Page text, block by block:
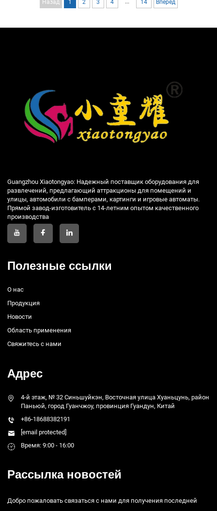
Назад 1 2 3 4 14 Вперёд
Guangzhou Xiaotongyao: Надежный поставщик оборудования для
развлечений, предлагающий аттракционы для помещений и
улицы, автомобили с бамперами, картинги и игровые автоматы.
Прямой завод-изготовитель с 14-летним опытом качественного
производства
Полезные ссылки
О нас
Продукция
Новости
Область применения
Свяжитесь с нами
Адрес
4-й этаж, № 32 Синьшуйкэн, Восточная улица Хуаньцунь, район
Паньюй, город Гуанчжоу, провинция Гуандун, Китай
+86-18688382191
[email protected]
Время: 9:00 - 16:00
Рассылка новостей
Добро пожаловать связаться с нами для получения последней